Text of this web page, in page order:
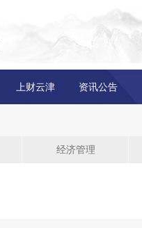
上财云津 资讯公告
经济管理